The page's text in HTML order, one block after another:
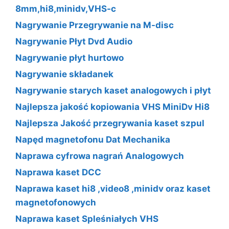
8mm,hi8,minidv,VHS-c
Nagrywanie Przegrywanie na M-disc
Nagrywanie Płyt Dvd Audio
Nagrywanie płyt hurtowo
Nagrywanie składanek
Nagrywanie starych kaset analogowych i płyt
Najlepsza jakość kopiowania VHS MiniDv Hi8
Najlepsza Jakość przegrywania kaset szpul
Napęd magnetofonu Dat Mechanika
Naprawa cyfrowa nagrań Analogowych
Naprawa kaset DCC
Naprawa kaset hi8 ,video8 ,minidv oraz kaset
magnetofonowych
Naprawa kaset Spleśniałych VHS